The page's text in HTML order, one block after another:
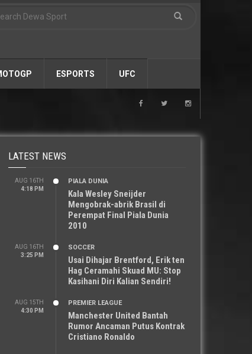
ESPORTS UFC
LATEST NEWS
AUG 16TH
4:18 PM
PIALA DUNIA
Kala Wesley Sneijder
Mengobrak-abrik Brasil di
Perempat Final Piala Dunia
2010
AUG 16TH
3:25 PM
SOCCER
Usai Dihajar Brentford, Erik ten
Hag Ceramahi Skuad MU: Stop
Kasihani Diri Kalian Sendiri!
AUG 15TH
4:30 PM
PREMIER LEAGUE
Manchester United Bantah
Rumor Ancaman Putus Kontrak
Cristiano Ronaldo